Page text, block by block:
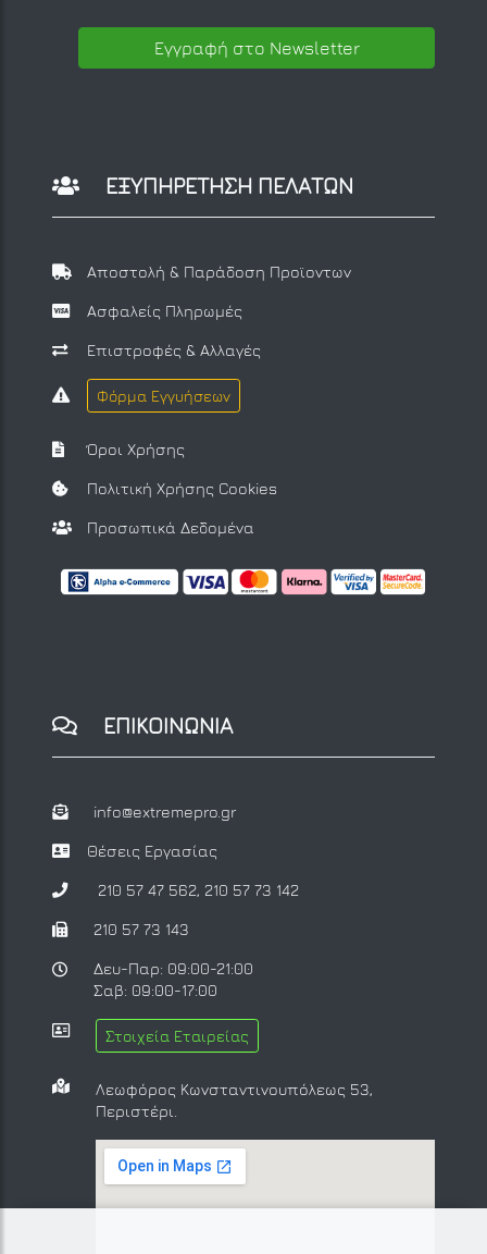
Εγγραφή στο Newsletter
ΕΞΥΠΗΡΕΤΗΣΗ ΠΕΛΑΤΩΝ
Αποστολή & Παράδοση Προϊοντων
Ασφαλείς Πληρωμές
Επιστροφές & Αλλαγές
Φόρμα Εγγυήσεων
Όροι Χρήσης
Πολιτική Χρήσης Cookies
Προσωπικά Δεδομένα
ΕΠΙΚΟΙΝΩΝΙΑ
info@extremepro.gr
Θέσεις Εργασίας
210 57 47 562, 210 57 73 142
210 57 73 143
Δευ-Παρ: 09:00-21:00
Σαβ: 09:00-17:00
Στοιχεία Εταιρείας
Λεωφόρος Κωνσταντινουπόλεως 53,
Περιστέρι.